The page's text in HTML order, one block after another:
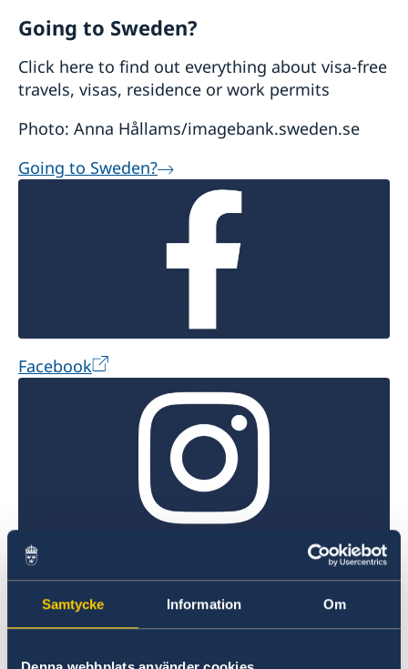
Samtycke Information Om
Going to Sweden?
Click here to find out everything about visa-free
travels, visas, residence or work permits
Photo: Anna Hållams/imagebank.sweden.se
Going to Sweden?
Facebook
Instagram